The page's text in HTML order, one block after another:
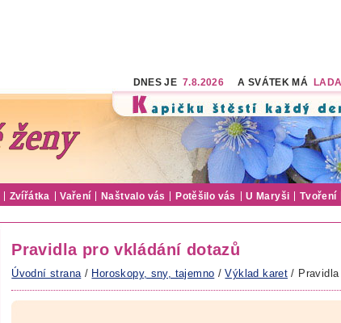
DNES JE 7.8.2026 A SVÁTEK MÁ LADA
Zvířátka Vaření Naštvalo vás Potěšilo vás U Maryši Tvoření
Pravidla pro vkládání dotazů
Úvodní strana / Horoskopy, sny, tajemno /Výklad karet /